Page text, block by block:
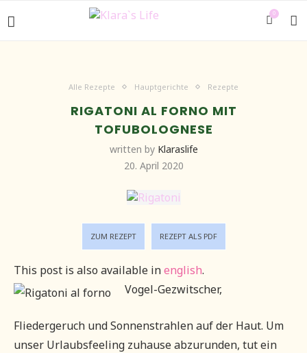
0
Alle Rezepte Hauptgerichte Rezepte
RIGATONI AL FORNO MIT
TOFUBOLOGNESE
written by Klaraslife
20. April 2020
ZUM REZEPT REZEPT ALS PDF
This post is also available inenglish.
Vogel-Gezwitscher,
Fliedergeruch und Sonnenstrahlen auf der Haut. Um
unser Urlaubsfeeling zuhause abzurunden, tut ein